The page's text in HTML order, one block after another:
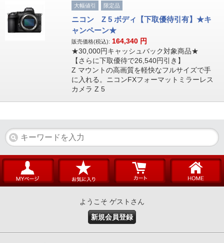
大幅値引 限定品
ニコン Z 5 ボディ【下取優待引有】★キ
ャンペーン★
販売価格(税込): 164,340 円
★30,000円キャッシュバック対象商品★
【さらに下取優待で26,540円引き】
Z マウントの高画質を軽快なフルサイズで手
に入れる。ニコンFXフォーマットミラーレス
カメラ Z 5
ようこそ ゲストさん
新規会員登録